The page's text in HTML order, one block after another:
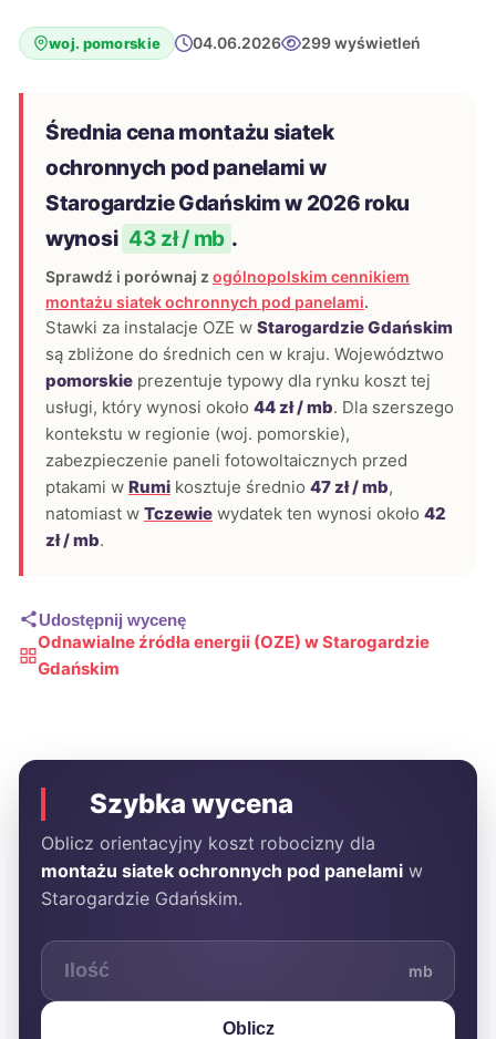
woj. pomorskie 04.06.2026 299 wyświetleń
Średnia cena montażu siatek
ochronnych pod panelami w
Starogardzie Gdańskim w 2026 roku
wynosi 43 zł / mb .
Sprawdź i porównaj z ogólnopolskim cennikiem
montażu siatek ochronnych pod panelami.
Stawki za instalacje OZE w Starogardzie Gdańskim
są zbliżone do średnich cen w kraju. Województwo
pomorskie prezentuje typowy dla rynku koszt tej
usługi, który wynosi około 44 zł / mb. Dla szerszego
kontekstu w regionie (woj. pomorskie),
zabezpieczenie paneli fotowoltaicznych przed
ptakami w Rumi kosztuje średnio 47 zł / mb,
natomiast w Tczewie wydatek ten wynosi około 42
zł / mb.
Udostępnij wycenę
Odnawialne źródła energii (OZE) w Starogardzie
Gdańskim
Szybka wycena
Oblicz orientacyjny koszt robocizny dla
montażu siatek ochronnych pod panelami w
Starogardzie Gdańskim.
mb
Oblicz